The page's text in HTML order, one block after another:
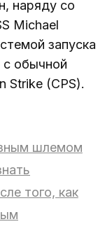
наряду со
Michael
запуска
с обычной
Strike (CPS).
шлемом
того, как